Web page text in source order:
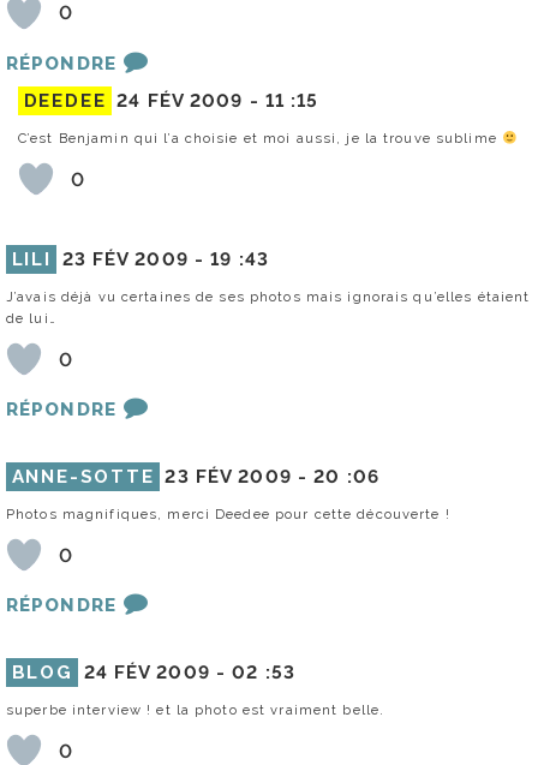
0
RÉPONDRE
DEEDEE 24 FÉV 2009 - 11 :15
C’est Benjamin qui l’a choisie et moi aussi, je la trouve sublime
0
LILI 23 FÉV 2009 -19 :43
J’avais déjà vu certaines de ses photos mais ignorais qu’elles étaient
de lui…
0
RÉPONDRE
ANNE-SOTTE 23 FÉV 2009 -20 :06
Photos magnifiques, merci Deedee pour cette découverte !
0
RÉPONDRE
BLOG 24 FÉV 2009 -02 :53
superbe interview ! et la photo est vraiment belle.
0